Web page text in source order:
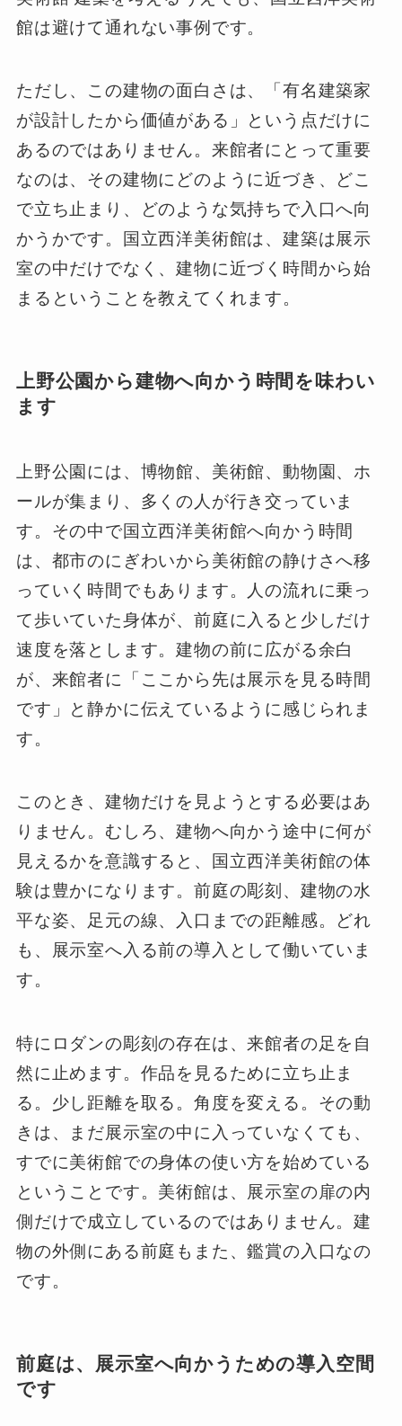
館は避けて通れない事例です。
ただし、この建物の面白さは、「有名建築家
が設計したから価値がある」という点だけに
あるのではありません。来館者にとって重要
なのは、その建物にどのように近づき、どこ
で立ち止まり、どのような気持ちで入口へ向
かうかです。国立西洋美術館は、建築は展示
室の中だけでなく、建物に近づく時間から始
まるということを教えてくれます。
上野公園から建物へ向かう時間を味わい
ます
上野公園には、博物館、美術館、動物園、ホ
ールが集まり、多くの人が行き交っていま
す。その中で国立西洋美術館へ向かう時間
は、都市のにぎわいから美術館の静けさへ移
っていく時間でもあります。人の流れに乗っ
て歩いていた身体が、前庭に入ると少しだけ
速度を落とします。建物の前に広がる余白
が、来館者に「ここから先は展示を見る時間
です」と静かに伝えているように感じられま
す。
このとき、建物だけを見ようとする必要はあ
りません。むしろ、建物へ向かう途中に何が
見えるかを意識すると、国立西洋美術館の体
験は豊かになります。前庭の彫刻、建物の水
平な姿、足元の線、入口までの距離感。どれ
も、展示室へ入る前の導入として働いていま
す。
特にロダンの彫刻の存在は、来館者の足を自
然に止めます。作品を見るために立ち止ま
る。少し距離を取る。角度を変える。その動
きは、まだ展示室の中に入っていなくても、
すでに美術館での身体の使い方を始めている
ということです。美術館は、展示室の扉の内
側だけで成立しているのではありません。建
物の外側にある前庭もまた、鑑賞の入口なの
です。
前庭は、展示室へ向かうための導入空間
です